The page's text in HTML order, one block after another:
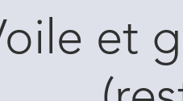
et